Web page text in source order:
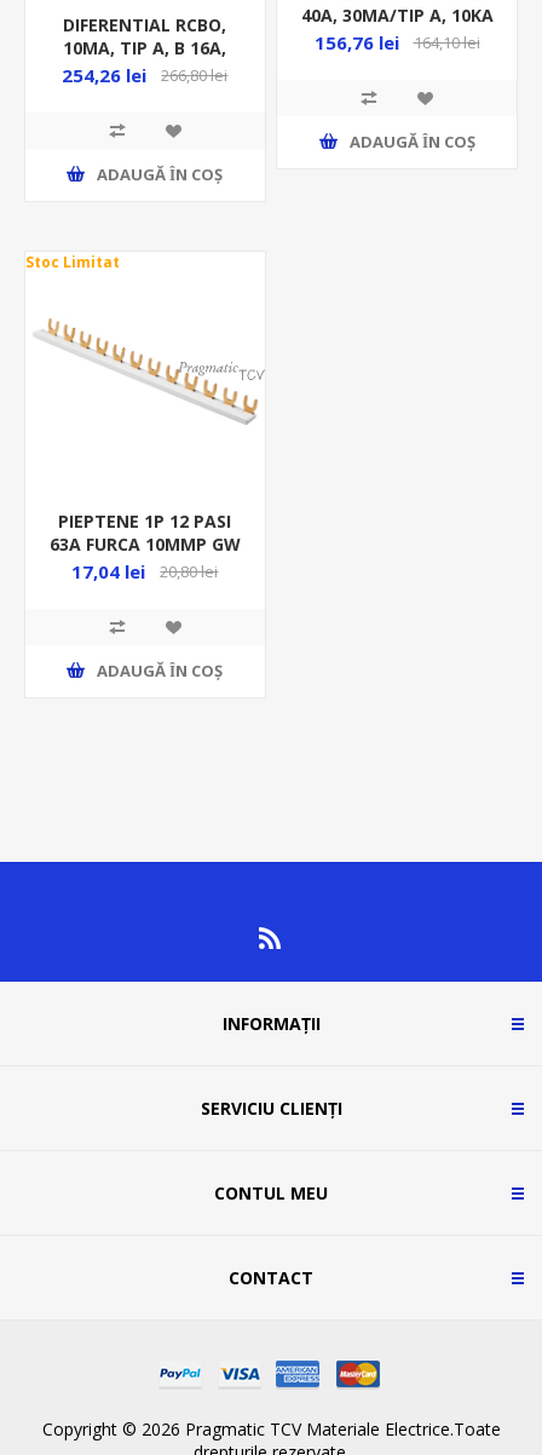
DIFERENTIAL RCBO,
10MA, TIP A, B 16A,
1P+N, 2MD, 10KA,
254,26 lei 266,80 lei
ADAUGĂ ȊN COŞ
40A, 30MA/TIP A, 10KA
2MD, EFI-P2A 40/0.03,
156,76 lei 164,10 lei
ADAUGĂ ȊN COŞ
Stoc Limitat
PIEPTENE 1P 12 PASI
63A FURCA 10MMP GW
17,04 lei 20,80 lei
ADAUGĂ ȊN COŞ
INFORMAȚII
SERVICIU CLIENȚI
CONTUL MEU
CONTACT
Copyright © 2026 Pragmatic TCV Materiale Electrice.Toate